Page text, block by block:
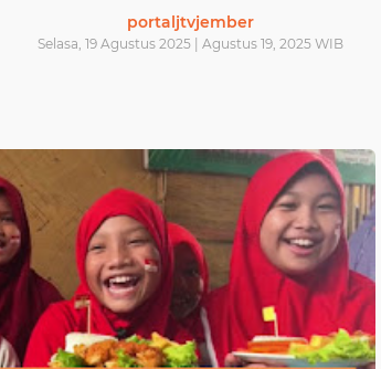
portaljtvjember
Selasa, 19 Agustus 2025 | Agustus 19, 2025 WIB